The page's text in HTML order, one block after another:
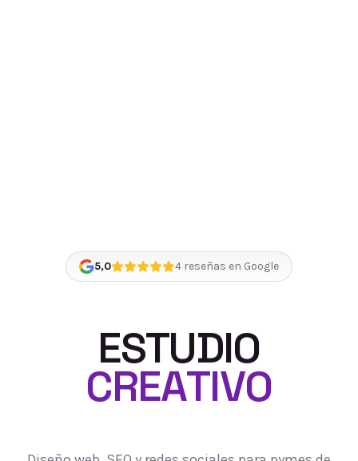
5,0 4reseñas en Google
ESTUDIO
CREATIVO